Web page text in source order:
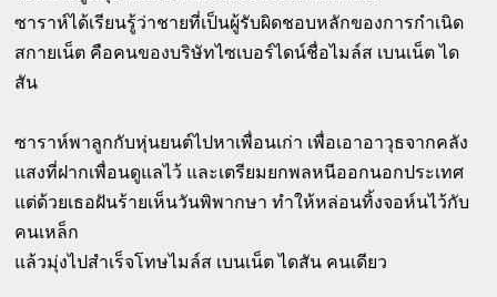
ซาราห์ได้เรียนรู้ว่าชายที่เป็นผู้รับผิดชอบหลักของการกำเนิด
สกายเน็ต คือคนของบริษัทไซเบอร์ไดน์ชื่อไมล์ส เบนเน็ต ได
สัน
ซาราห์พาลูกกับหุ่นยนต์ไปหาเพื่อนเก่า เพื่อเอาอาวุธจากคลัง
แสงที่ฝากเพื่อนดูแลไว้ และเตรียมยกพลหนีออกนอกประเทศ
แต่ด้วยเธอฝันร้ายเห็นวันพิพากษา ทำให้หล่อนทิ้งจอห์นไว้กับ
คนเหล็ก
แล้วมุ่งไปสำเร็จโทษไมล์ส เบนเน็ต ไดสัน คนเดียว